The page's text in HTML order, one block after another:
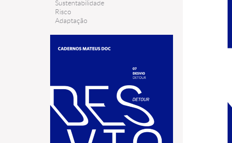
Sustentabilidade
Risco
Adaptação